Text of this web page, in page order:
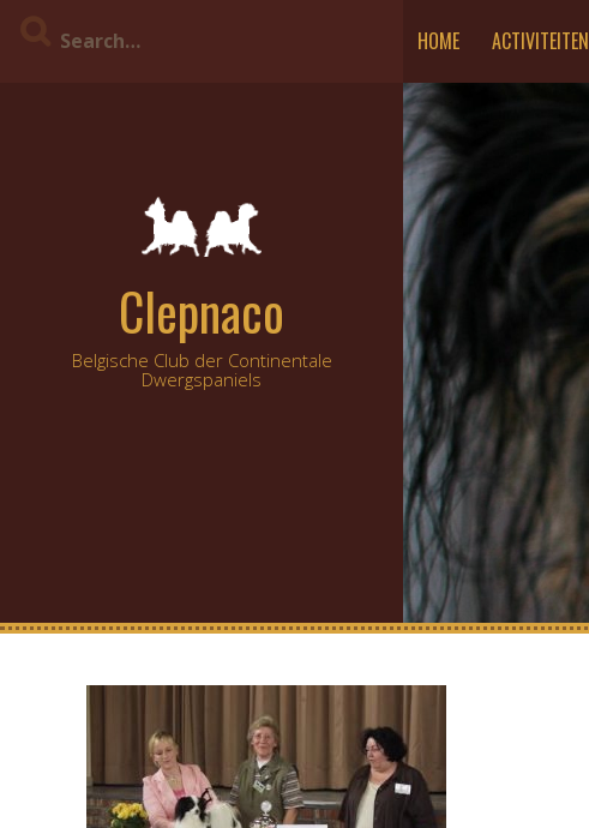
HOME ACTIVITEITEN
Clepnaco
Belgische Club der Continentale
Dwergspaniels